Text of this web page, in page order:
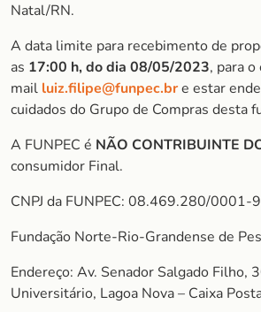
Natal/RN.
A data limite para recebimento de
as 17:00 h, do dia 08/05/2023, para o
mail luiz.filipe@funpec.bre estar
cuidados do Grupo de Compras desta
A FUNPEC é NÃO CONTRIBUINTE
consumidor Final.
CNPJ da FUNPEC: 08.469.280/0001-
Fundação Norte-Rio-Grandense de
Endereço: Av. Senador Salgado Filho,
Universitário, Lagoa Nova – Caixa